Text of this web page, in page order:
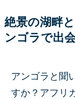
絶景の湖畔
ンゴラで出
アンゴラと聞
すか？アフリ